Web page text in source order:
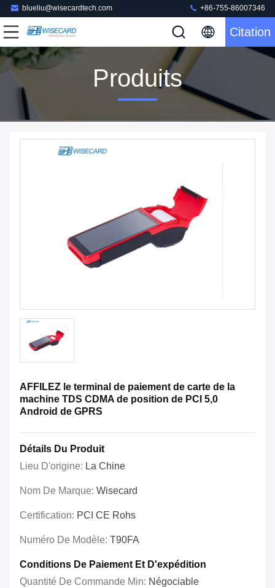
blueliu@wisecardtech.com +86-755-86007346
Citation
Produits
AFFILEZ le terminal de paiement de carte de la
machine TDS CDMA de position de PCI 5,0
Android de GPRS
Détails Du Produit
Lieu D'origine: La Chine
Nom De Marque: Wisecard
Certification: PCI CE Rohs
Numéro De Modèle: T90FA
Conditions De Paiement Et D'expédition
Quantité De Commande Min: Négociable